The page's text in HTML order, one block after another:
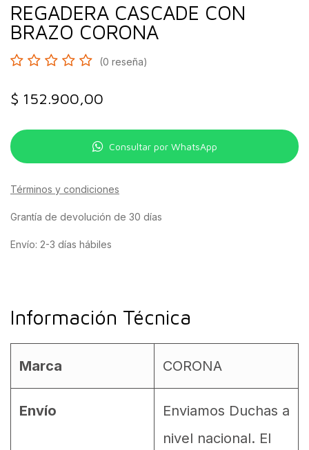
REGADERA CASCADE CON
BRAZO CORONA
(0 reseña)
$ 152.900,00
Consultar por WhatsApp
Términos y condiciones
Grantía de devolución de 30 días
Envío: 2-3 días hábiles
Información Técnica
Marca CORONA
Envío
Enviamos Duchas a
nivel nacional. El